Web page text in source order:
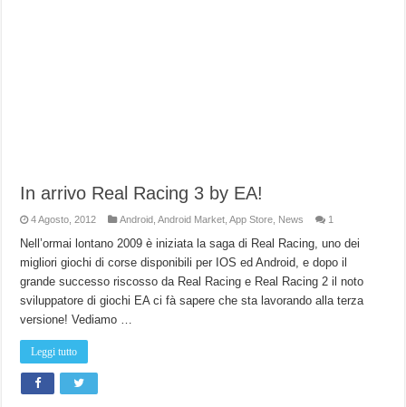
In arrivo Real Racing 3 by EA!
4 Agosto, 2012 Android ,Android Market ,App Store News 1
Nell’ormai lontano 2009 è iniziata la saga di Real Racing, uno dei
migliori giochi di corse disponibili per IOS ed Android, e dopo il
grande successo riscosso da Real Racing e Real Racing 2 il noto
sviluppatore di giochi EA ci fà sapere che sta lavorando alla terza
versione! Vediamo …
Leggi tutto